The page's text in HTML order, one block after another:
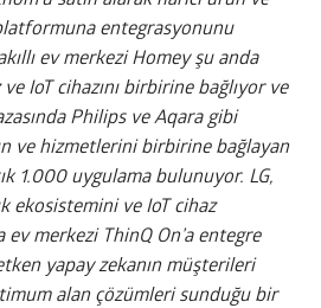
entegrasyonunu
ev merkezi Homey şu anda
IoT cihazını birbirine bağlıyor ve
Philips ve Aqara gibi
ve hizmetlerini birbirine bağlayan
1.000 uygulama bulunuyor. LG,
ekosistemini ve IoT cihaz
ev merkezi ThinQ On’a entegre
yapay zekanın müşterileri
alan çözümleri sunduğu bir